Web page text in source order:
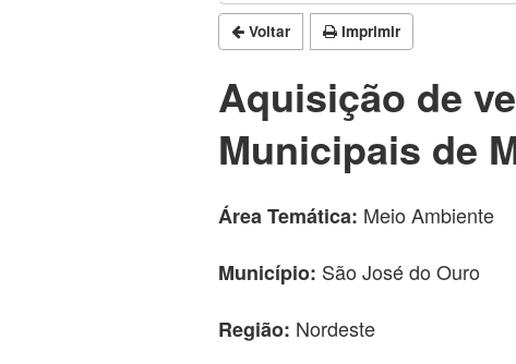
Voltar Imprimir
Aquisição de
Municipais de
Área Temática: Meio Ambiente
Município: São José do Ouro
Região: Nordeste